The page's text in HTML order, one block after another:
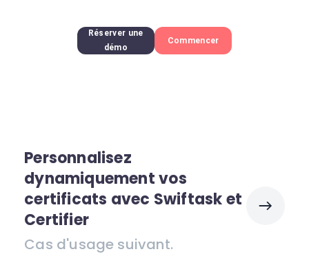
Réserver une
démo
Commencer
Personnalisez
dynamiquement vos
certificats avec Swiftask et
Certifier
Cas d'usage suivant.